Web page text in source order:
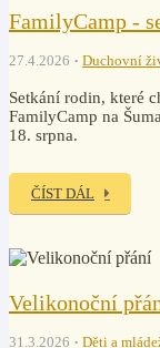
FamilyCamp -
27.4.2026 Duchovní
Setkání rodin, které
FamilyCamp na
18. srpna.
ČÍST DÁL
Velikonoční
31.3.2026 Děti a